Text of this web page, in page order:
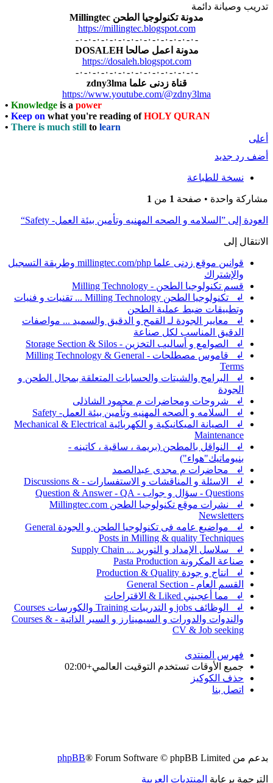
تدريب وصيانة دائمة
مدونة تكنولوجيا الطحن Millingtec
https://millingtec.blogspot.com
-٠-٠-٠-٠-٠-٠-٠-٠-٠-٠-٠-٠-٠-٠-
مدونة اعمل صالحا DOSALEH
https://dosaleh.blogspot.com
-٠-٠-٠-٠-٠-٠-٠-٠-٠-٠-٠-٠-٠-٠-
قناة زدنى علما zdny3lma
https://www.youtube.com/@zdny3lma
Knowledge is a power
•
Keep on what you're reading ofHOLY QURAN
•
There is much still to learn
•
أعلى
أضف رد جديد
نسخة للطباعة
مشاركة واحدة • صفحة 1 من 1
العودة إلى ”السلامه و الصحه المهنيه وتأمين بيئة العمل- Safety“
الانتقال إلى
قوانين موقع زدنى علما millingtec.com/php وطريقة التسجيل
والإشتراك
قسم تكنولوجيا الطحن - Milling Technology
↲ تكنولوجيا الطحن Milling Technology ... تقنيات و فنيات
وتطبيقات ضبط عملية الطحن
↲ معايير الجودة لـ القمح و الدقيق والسميد ... مواصفات
الدقيق المناسب لكل صناعة
↲ الصوامع و أساليب التخزين - Storage Section & Silos
↲ قاموس مصطلحات - Milling Technology & General
Terms
↲ البرامج والشيتات والحسابات المتعلقة بمجال الطحن و
الجودة
↲ شروحات ومحاضرات م محمود الشاذلى
↲ السلامه و الصحه المهنيه وتأمين بيئة العمل- Safety
↲ الصيانة الميكانيكية و الكهربائية Mechanical & Electrical
Maintenance
↲ النواقل بالمطحن (بريمة ، ساقية ، كاتينه -
بنيوماتيك"هواء")
↲ محاضرات م مجدى عبدالصمد
↲ الاسئلة و المناقشات و الاستفسارات - Discussions &
Questions - سؤال و جواب - Question & Answer - QA
↲ نشرات موقع تكنولوجيا الطحن Millingtec.com
Newsletters
↲ مواضيع عامه فى تكنولوجيا الطحن و الجودة General
Posts in Milling & quality Techniques
↲ سلاسل الإمداد و التوريد ... Supply Chain
صناعة المكرونة Pasta Production
↲ انتاج و جودة Production & Quality
القسم العام - General Section
↲ مما أعجبني Liked & الاقتراحات
↲ الوظائف jobs و التدريبات Training والكورسات Courses
والندوات والدورات و السيمينارز و السير الذاتية - Courses &
CV & Job seeking
فهرس المنتدى
جميع الأوقات تستخدم التوقيت العالمي+02:00
حذف الكوكيز
اتصل بنا
بدعم من phpBB® Forum Software © phpBB Limited
الترجمة برعاية المنتديات العربية